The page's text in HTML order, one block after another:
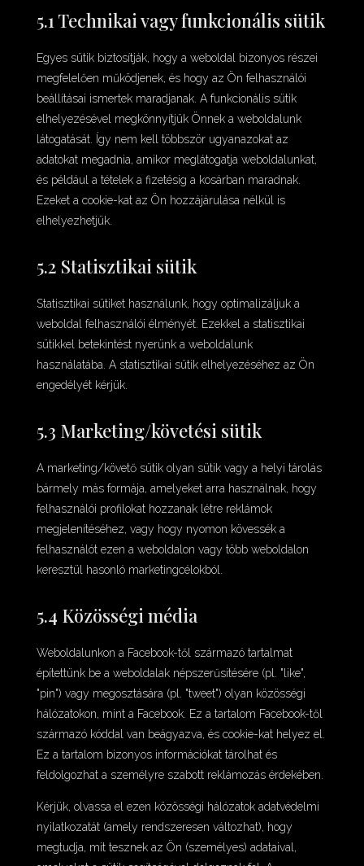
5.1 Technikai vagy funkcionális sütik
Egyes sütik biztosítják, hogy a weboldal bizonyos részei
megfelelően működjenek, és hogy az Ön felhasználói
beállításai ismertek maradjanak. A funkcionális sütik
elhelyezésével megkönnyítjük Önnek a weboldalunk
látogatását. Így nem kell többször ugyanazokat az
adatokat megadnia, amikor meglátogatja weboldalunkat,
és például a tételek a fizetésig a kosárban maradnak.
Ezeket a cookie-kat az Ön hozzájárulása nélkül is
elhelyezhetjük.
5.2 Statisztikai sütik
Statisztikai sütiket használunk, hogy optimalizáljuk a
weboldal felhasználói élményét. Ezekkel a statisztikai
sütikkel betekintést nyerünk a weboldalunk
használatába. A statisztikai sütik elhelyezéséhez az Ön
engedélyét kérjük.
5.3 Marketing/követési sütik
A marketing/követő sütik olyan sütik vagy a helyi tárolás
bármely más formája, amelyeket arra használnak, hogy
felhasználói profilokat hozzanak létre reklámok
megjelenítéséhez, vagy hogy nyomon kövessék a
felhasználót ezen a weboldalon vagy több weboldalon
keresztül hasonló marketingcélokból.
5.4 Közösségi média
Weboldalunkon a Facebook-től származó tartalmat
építettünk be a weboldalak népszerűsítésére (pl. "like",
"pin") vagy megosztására (pl. "tweet") olyan közösségi
hálózatokon, mint a Facebook. Ez a tartalom Facebook-től
származó kóddal van beágyazva, és cookie-kat helyez el.
Ez a tartalom bizonyos információkat tárolhat és
feldolgozhat a személyre szabott reklámozás érdekében.
Kérjük, olvassa el ezen közösségi hálózatok adatvédelmi
nyilatkozatát (amely rendszeresen változhat), hogy
megtudja, mit tesznek az Ön (személyes) adataival,